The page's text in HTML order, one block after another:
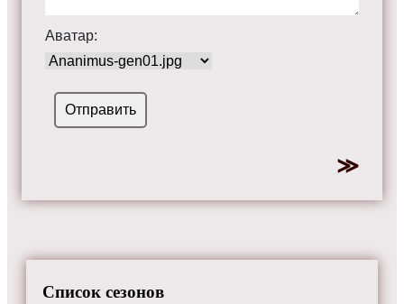
Аватар:
Список сезонов